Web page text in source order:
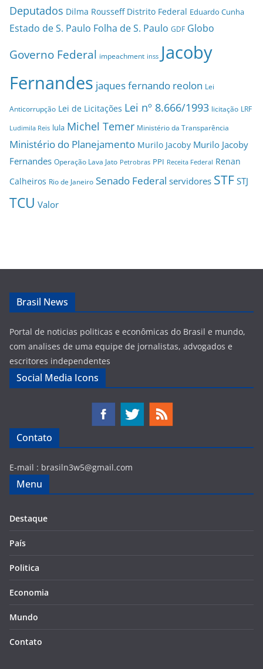
Deputados Dilma Rousseff Distrito Federal Eduardo Cunha
Estado de S. Paulo Folha de S. Paulo GDF Globo
Governo Federal impeachment inss Jacoby
Fernandes jaques fernando reolon Lei
Anticorrupção Lei de Licitações Lei nº 8.666/1993 licitação LRF
Ludimila Reis lula Michel Temer Ministério da Transparência
Ministério do Planejamento Murilo Jacoby Murilo Jacoby
Fernandes Operação Lava Jato Petrobras PPI Receita Federal Renan
Calheiros Rio de Janeiro Senado Federal servidores STF STJ
TCU Valor
Brasil News
Portal de noticias politicas e econômicas do Brasil e mundo,
com analises de uma equipe de jornalistas, advogados e
escritores independentes
Social Media Icons
Contato
E-mail : brasiln3w5@gmail.com
Menu
Destaque
País
Politica
Economia
Mundo
Contato